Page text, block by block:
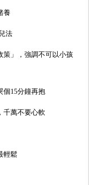
養
法
策」，強調不可以小孩
個15分鐘再抱
千萬不要心軟
輕鬆